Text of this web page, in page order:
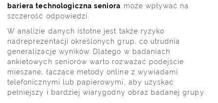
bariera technologiczna seniora może wpływać na
szczerość odpowiedzi.
W analizie danych istotne jest także ryzyko
nadreprezentacji określonych grup, co utrudnia
generalizację wyników. Dlatego w badaniach
ankietowych seniorów warto rozważać podejście
mieszane, łączące metody online z wywiadami
telefonicznymi lub papierowymi, aby uzyskać
pełniejszy i bardziej wiarygodny obraz badanej grupy.